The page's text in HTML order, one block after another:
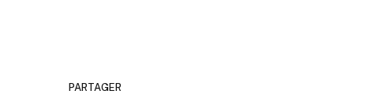
PARTAGER